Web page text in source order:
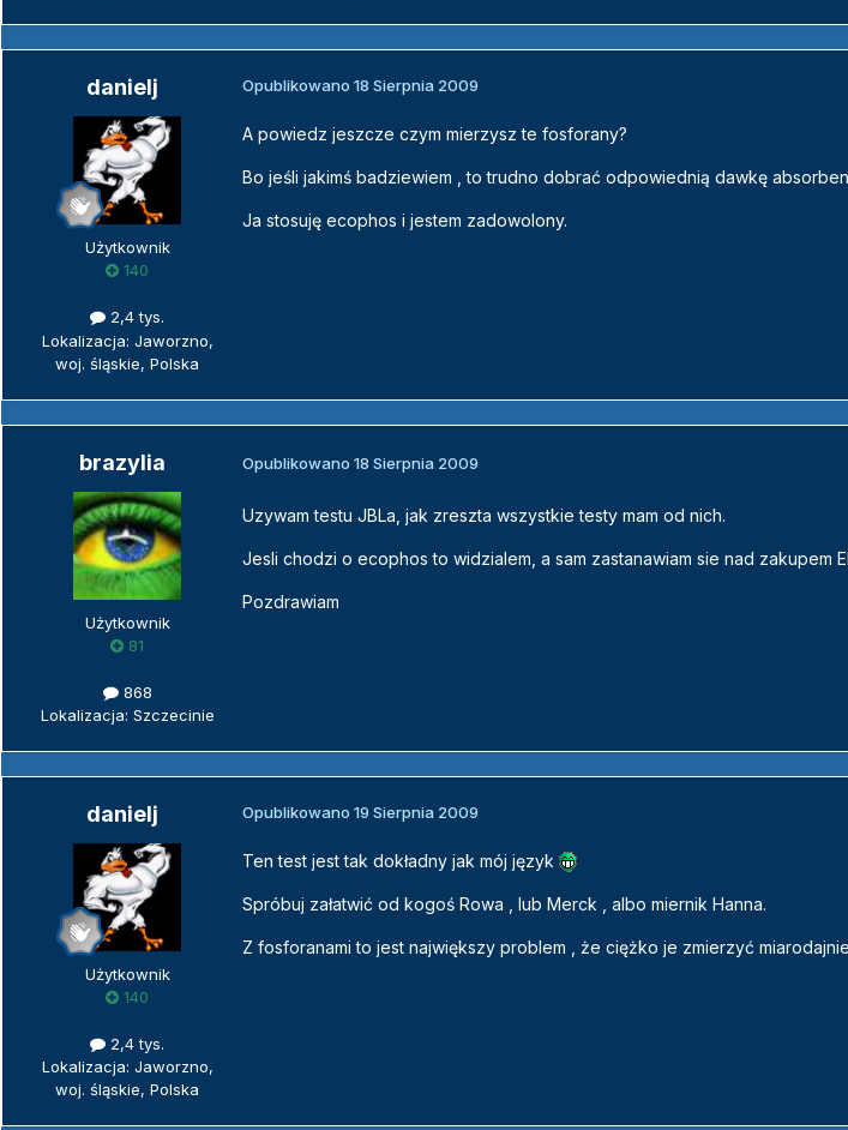
danielj
Użytkownik
140
2,4 tys.
Lokalizacja: Jaworzno,
woj. śląskie, Polska
Opublikowano 18 Sierpnia 2009
A powiedz jeszcze czym mierzysz te fosforany?
Bo jeśli jakimś badziewiem , to trudno dobrać odpowiednią dawkę
Ja stosuję ecophos i jestem zadowolony.
brazylia
Użytkownik
81
868
Lokalizacja: Szczecinie
Opublikowano 18 Sierpnia 2009
Uzywam testu JBLa, jak zreszta wszystkie testy mam od nich.
Jesli chodzi o ecophos to widzialem, a sam zastanawiam sie nad zakupem
Pozdrawiam
danielj
Użytkownik
140
2,4 tys.
Lokalizacja: Jaworzno,
woj. śląskie, Polska
Opublikowano 19 Sierpnia 2009
Ten test jest tak dokładny jak mój język
Spróbuj załatwić od kogoś Rowa , lub Merck , albo miernik Hanna.
Z fosforanami to jest największy problem , że ciężko je zmierzyć